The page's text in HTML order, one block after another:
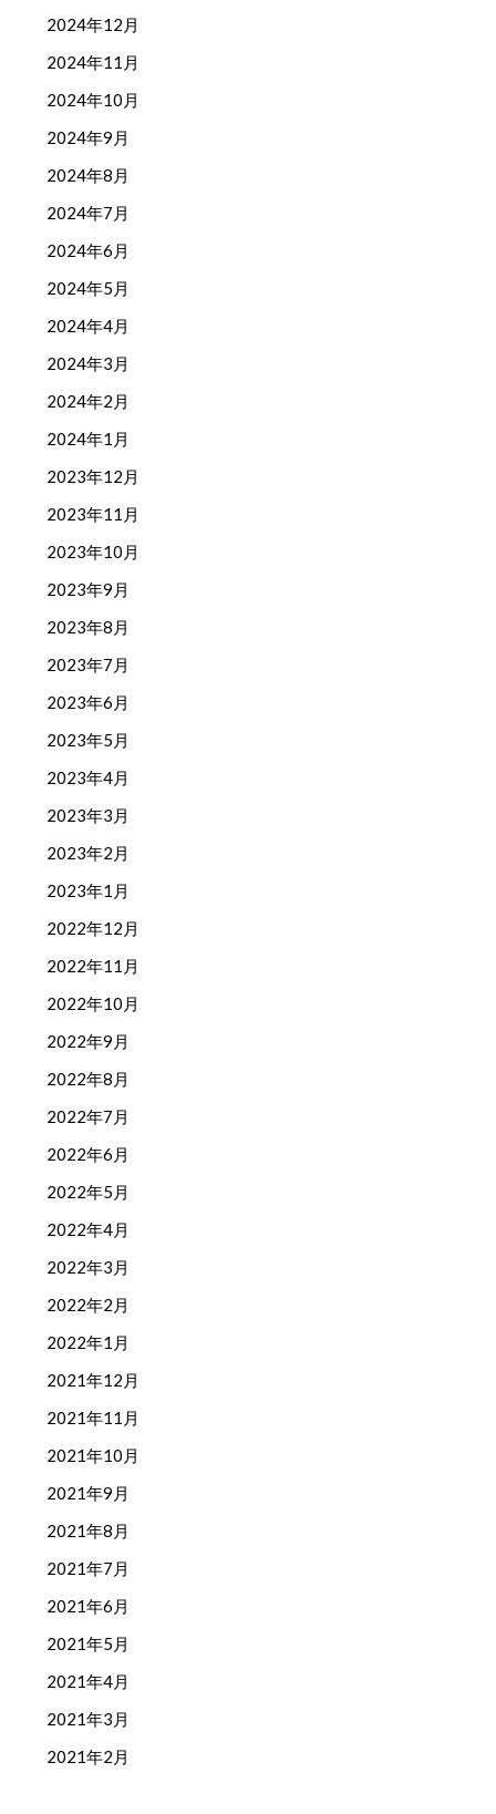
2024年12月
2024年11月
2024年10月
2024年9月
2024年8月
2024年7月
2024年6月
2024年5月
2024年4月
2024年3月
2024年2月
2024年1月
2023年12月
2023年11月
2023年10月
2023年9月
2023年8月
2023年7月
2023年6月
2023年5月
2023年4月
2023年3月
2023年2月
2023年1月
2022年12月
2022年11月
2022年10月
2022年9月
2022年8月
2022年7月
2022年6月
2022年5月
2022年4月
2022年3月
2022年2月
2022年1月
2021年12月
2021年11月
2021年10月
2021年9月
2021年8月
2021年7月
2021年6月
2021年5月
2021年4月
2021年3月
2021年2月